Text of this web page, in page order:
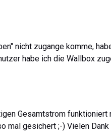
nicht zugange komme,
habe ich die Wallbox
Gesamtstrom funktioniert
mal gesichert ;-) Vielen